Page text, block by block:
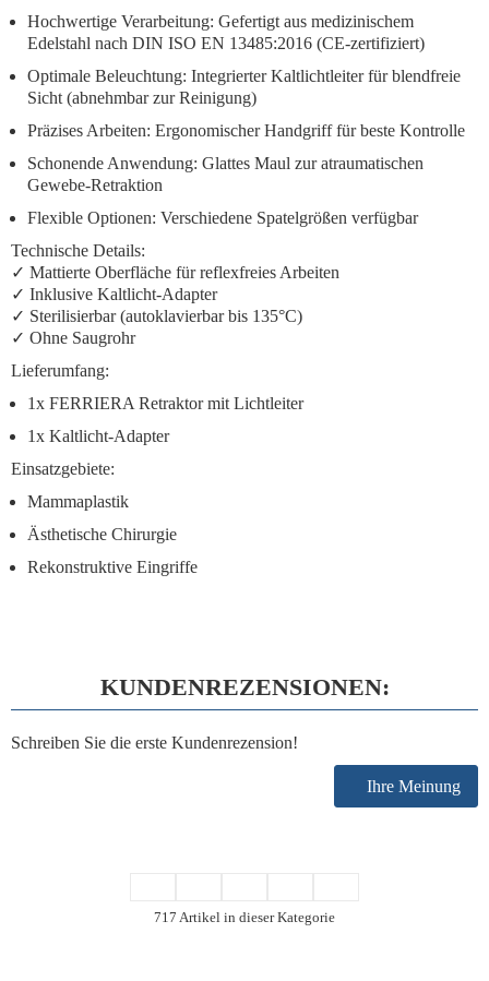
Hochwertige Verarbeitung: Gefertigt aus medizinischem
Edelstahl nach DIN ISO EN 13485:2016 (CE-zertifiziert)
Optimale Beleuchtung: Integrierter Kaltlichtleiter für blendfreie
Sicht (abnehmbar zur Reinigung)
Präzises Arbeiten: Ergonomischer Handgriff für beste Kontrolle
Schonende Anwendung: Glattes Maul zur atraumatischen
Gewebe-Retraktion
Flexible Optionen: Verschiedene Spatelgrößen verfügbar
Technische Details:
✓ Mattierte Oberfläche für reflexfreies Arbeiten
✓ Inklusive Kaltlicht-Adapter
✓ Sterilisierbar (autoklavierbar bis 135°C)
✓ Ohne Saugrohr
Lieferumfang:
1x FERRIERA Retraktor mit Lichtleiter
1x Kaltlicht-Adapter
Einsatzgebiete:
Mammaplastik
Ästhetische Chirurgie
Rekonstruktive Eingriffe
KUNDENREZENSIONEN:
Schreiben Sie die erste Kundenrezension!
Ihre Meinung
717 Artikel in dieser Kategorie